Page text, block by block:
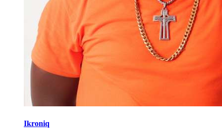
Ikroniq